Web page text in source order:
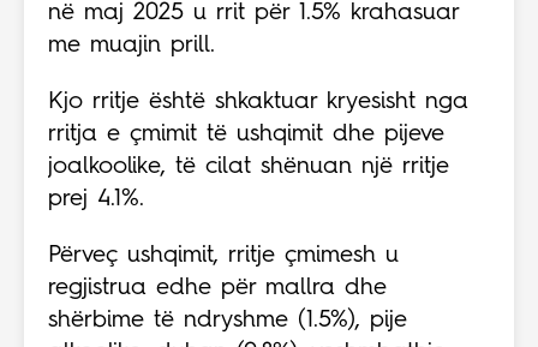
në maj 2025 u rrit për 1.5% krahasuar
me muajin prill.
Kjo rritje është shkaktuar kryesisht nga
rritja e çmimit të ushqimit dhe pijeve
joalkoolike, të cilat shënuan një rritje
prej 4.1%.
Përveç ushqimit, rritje çmimesh u
regjistrua edhe për mallra dhe
shërbime të ndryshme (1.5%), pije